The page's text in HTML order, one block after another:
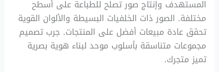
المستهدف وإنتاج صور تصلح للطباعة على أسطح
مختلفة. الصور ذات الخلفيات البسيطة والألوان القوية
تحقق عادة مبيعات أفضل على المنتجات. جرب تصميم
مجموعات متناسقة بأسلوب موحد لبناء هوية بصرية
تميز متجرك.